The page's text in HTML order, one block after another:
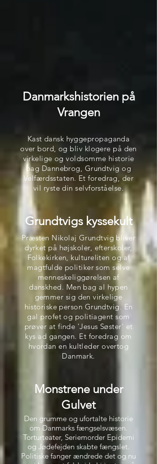
Danmarkshistorien på
Vrangen
Kast dansk hyggepropaganda
over bord, og bliv klogere på den
virkelige og voldsomme historie
bag Dannebrog, Grundtvig og
Velfærdsstaten. Et foredrag, der
vil ryste din selvforståelse.
Grundtvigs kyssekult
Præsten Nikolaj Grundtvig bliver
dyrket på højskoler, efterskoler,
Folkekirken, kultureliten og af
magtfulde politiker som selve
menneskeliggørelsen af
danskhed. Men bag al hypen
gemmer sig den virkelige
historiske person Grundtvig. En
gal profet og politiagent som
prøver at finde 'Jesus Søster' et
kys ad gangen. Et foredrag om
hvordan en kultleder overtog
Danmark.
Monstrene under
Gulvet
Den grumme og ufortalte historie
om Danmarks fængselsvæsen.
Torturteater, Seriemorder Epidemi
og Jødefejden skabte fængslet.
Politiske fanger ændrede det og nu